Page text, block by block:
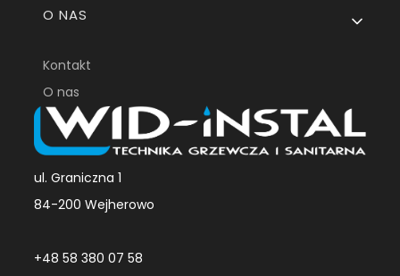
O NAS
Kontakt
O nas
ul. Graniczna 1
84-200 Wejherowo
+48 58 380 07 58